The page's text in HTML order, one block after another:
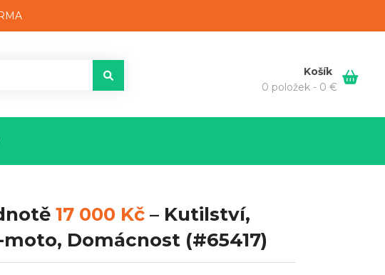
Košík
0 položek - 0 €
17 000 Kč– Kutilství,
Domácnost(#65417)